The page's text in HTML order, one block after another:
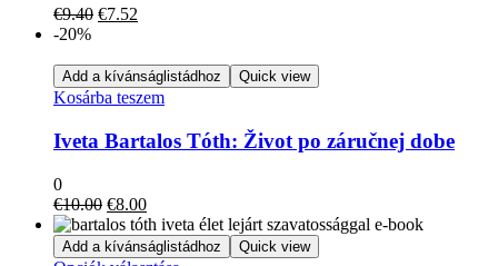
€9.40 Original
€9.40.
€7.52
€7.52.
-20%
Add a kívánságlistádhoz Quick view
Kosárba teszem
Iveta Bartalos Tóth: Život po záručnej dobe
0
€10.00 Original
price
was:
€8.00Current
price
is:
Add a kívánságlistádhoz Quick view